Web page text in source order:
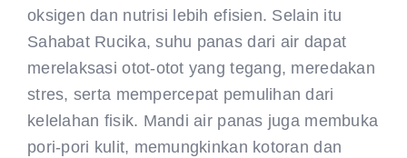
oksigen dan nutrisi lebih efisien. Selain itu
Sahabat Rucika, suhu panas dari air dapat
merelaksasi otot-otot yang tegang, meredakan
stres, serta mempercepat pemulihan dari
kelelahan fisik. Mandi air panas juga membuka
pori-pori kulit, memungkinkan kotoran dan